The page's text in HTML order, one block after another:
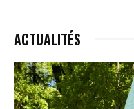
ACTUALITÉS